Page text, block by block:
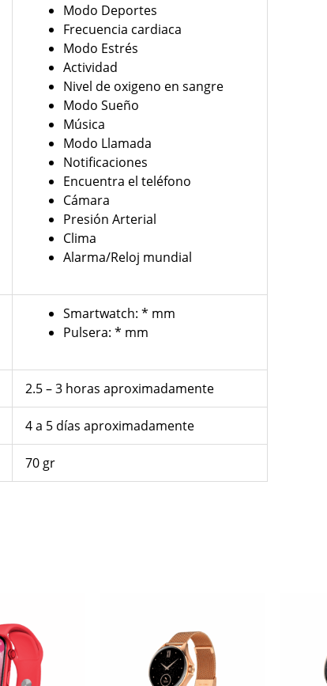
Modo Deportes
Frecuencia cardiaca
Modo Estrés
Actividad
Nivel de oxigeno en sangre
Modo Sueño
Música
Modo Llamada
Notificaciones
Encuentra el teléfono
Cámara
Presión Arterial
Clima
Alarma/Reloj mundial
Smartwatch: * mm
Pulsera: * mm
2.5 – 3 horas aproximadamente
4 a 5 días aproximadamente
70 gr